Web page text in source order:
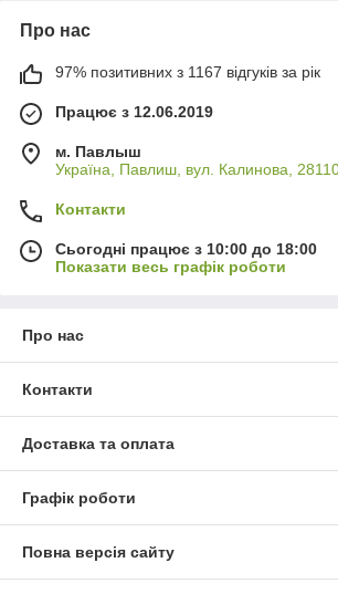
Про нас
97% позитивних з 1167 відгуків за рік
Працює з 12.06.2019
м. Павлыш
Україна, Павлиш, вул. Калинова,
Контакти
Сьогодні працює з 10:00 до 18:00
Показати весь графік роботи
Про нас
Контакти
Доставка та оплата
Графік роботи
Повна версія сайту